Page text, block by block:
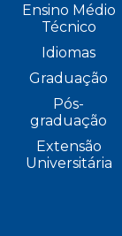
Ensino Médio
Técnico
Idiomas
Graduação
Pós-
graduação
Extensão
Universitária